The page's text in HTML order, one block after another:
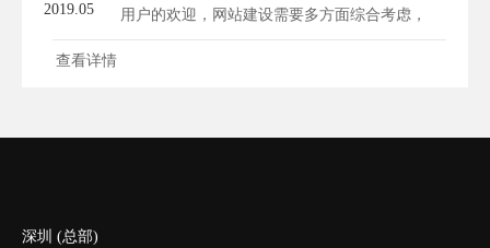
2019.05
用户的欢迎，网站建设需要多方面综合考虑，
最...
查看详情
深圳 (总部)